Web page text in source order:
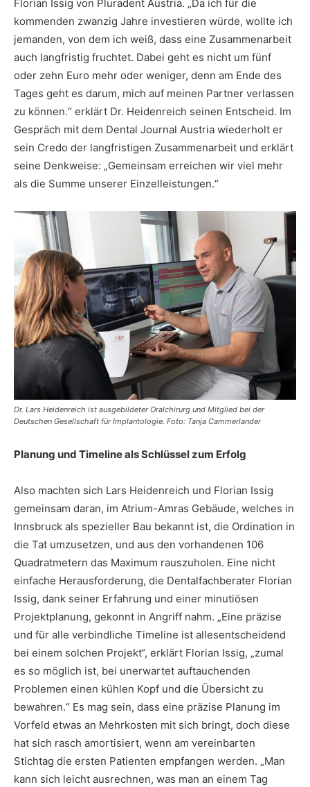
Florian Issig von Pluradent Austria. „Da ich für die
kommenden zwanzig Jahre investieren würde, wollte ich
jemanden, von dem ich weiß, dass eine Zusammenarbeit
auch langfristig fruchtet. Dabei geht es nicht um fünf
oder zehn Euro mehr oder weniger, denn am Ende des
Tages geht es darum, mich auf meinen Partner verlassen
zu können.“ erklärt Dr. Heidenreich seinen Entscheid. Im
Gespräch mit dem Dental Journal Austria wiederholt er
sein Credo der langfristigen Zusammenarbeit und erklärt
seine Denkweise: „Gemeinsam erreichen wir viel mehr
als die Summe unserer Einzelleistungen.“
Dr. Lars Heidenreich ist ausgebildeter Oralchirurg und Mitglied bei der
Deutschen Gesellschaft für Implantologie. Foto: Tanja Cammerlander
Planung und Timeline als Schlüssel zum Erfolg
Also machten sich Lars Heidenreich und Florian Issig
gemeinsam daran, im Atrium-Amras Gebäude, welches in
Innsbruck als spezieller Bau bekannt ist, die Ordination in
die Tat umzusetzen, und aus den vorhandenen 106
Quadratmetern das Maximum rauszuholen. Eine nicht
einfache Herausforderung, die Dentalfachberater Florian
Issig, dank seiner Erfahrung und einer minutiösen
Projektplanung, gekonnt in Angriff nahm. „Eine präzise
und für alle verbindliche Timeline ist allesentscheidend
bei einem solchen Projekt“, erklärt Florian Issig, „zumal
es so möglich ist, bei unerwartet auftauchenden
Problemen einen kühlen Kopf und die Übersicht zu
bewahren.“ Es mag sein, dass eine präzise Planung im
Vorfeld etwas an Mehrkosten mit sich bringt, doch diese
hat sich rasch amortisiert, wenn am vereinbarten
Stichtag die ersten Patienten empfangen werden. „Man
kann sich leicht ausrechnen, was man an einem Tag